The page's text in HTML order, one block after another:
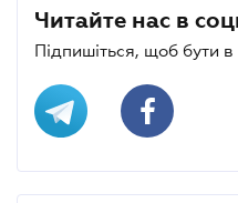
Читайте нас в
Підпишіться, щоб бути в